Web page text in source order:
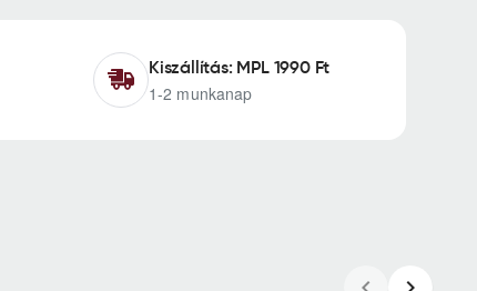
Kiszállítás: MPL 1990 Ft
1-2 munkanap